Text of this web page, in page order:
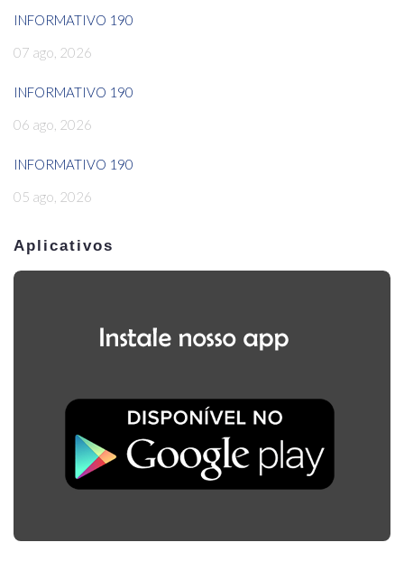
INFORMATIVO 190
07 ago, 2026
INFORMATIVO 190
06 ago, 2026
INFORMATIVO 190
05 ago, 2026
Aplicativos